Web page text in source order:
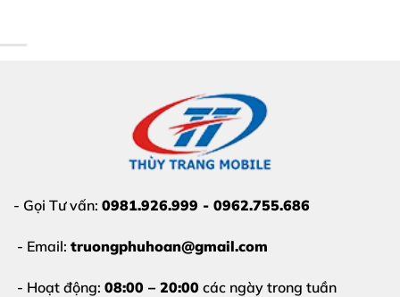
- Gọi Tư vấn: 0981.926.999 - 0962.755.686
- Email: truongphuhoan@gmail.com
- Hoạt động: 08:00 – 20:00 các ngày trong tuần